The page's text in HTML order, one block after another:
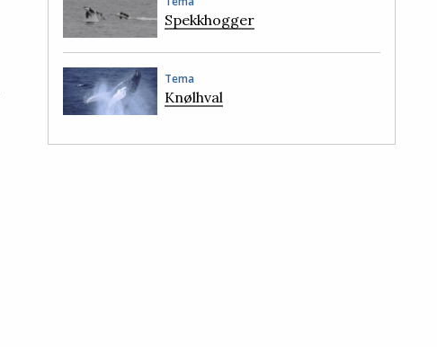
Spekkhogger
Tema
Knølhval